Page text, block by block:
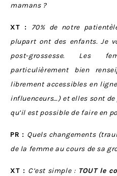
mamans ?
XT : 70% de notre
plupart ont des enfants. Je
post-grossesse. Les
particulièrement bien
librement accessibles en
influenceurs…) et elles sont
qu’il est possible de faire en
PR : Quels changements
de la femme au cours de sa
XT : C’est simple :TOUT le